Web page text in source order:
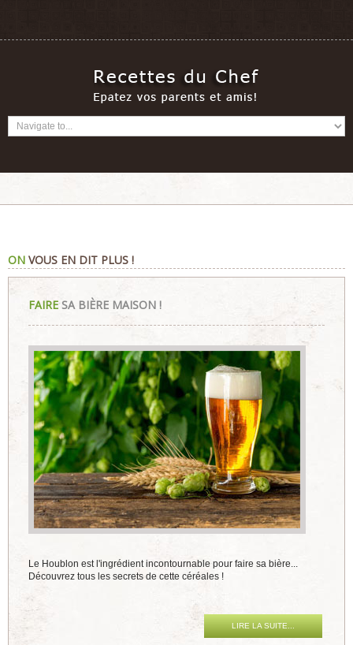
ON VOUS EN DIT PLUS !
FAIRESA BIÈRE MAISON !
Le Houblon est l'ingrédient incontournable pour faire sa bière...
Découvrez tous les secrets de cette céréales !
LIRE LA SUITE...